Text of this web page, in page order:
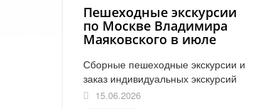
Пешеходные экскурсии
по Москве Владимира
Маяковского в июле
Сборные пешеходные экскурсии и
заказ индивидуальных экскурсий
15.06.2026